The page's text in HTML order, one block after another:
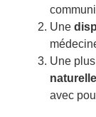
Une
Une plus
avec